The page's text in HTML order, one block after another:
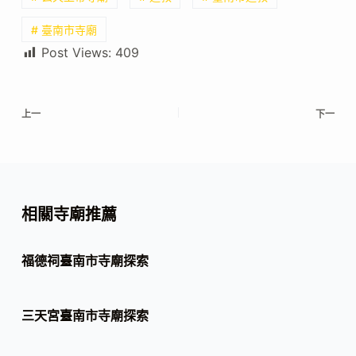
# 臺南市寺廟
Post Views: 409
上一 下一
相關寺廟推薦
福德祠臺南市寺廟探索
三天宮臺南市寺廟探索